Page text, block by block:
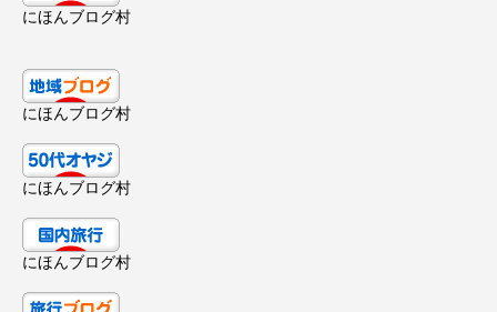
にほんブログ村
にほんブログ村
にほんブログ村
にほんブログ村